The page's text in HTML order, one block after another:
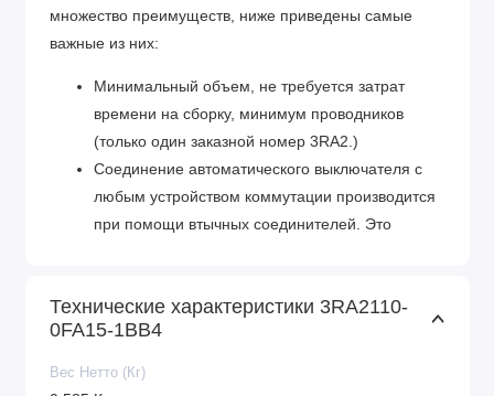
множество преимуществ, ниже приведены самые
важные из них:
Минимальный объем, не требуется затрат
времени на сборку, минимум проводников
(только один заказной номер 3RA2.)
Соединение автоматического выключателя с
любым устройством коммутации производится
при помощи втычных соединителей. Это
Всевозможные сертификаты позволяют
применять устройства во всем мире
Технические характеристики 3RA2110-
0FA15-1BB4
Вес Нетто (Кг)